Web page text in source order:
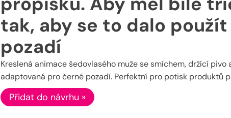
tak, aby se to dalo
pozadí
Kreslená animace šedovlasého muže se smíchem, držící
adaptovaná pro černé pozadí. Perfektní pro potisk produktů
Přidat do návrhu »